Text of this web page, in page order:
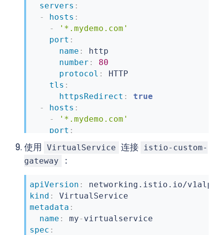
servers :
-
hosts :
-
'*.mydemo.com'
port :
name :
http
number :
80
protocol :
HTTP
tls :
httpsRedirect :
true
-
hosts :
-
'*.mydemo.com'
port :
number: 443
protocol
mode :
SIMPLE
privateKey: /etc/istio/
serverCertificate
使用 VirtualService 连接 istio-custom-
gateway
：
apiVersion :
kind :
metadata :
name : my -
spec :